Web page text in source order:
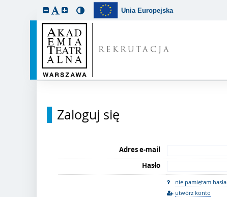
Unia Europejska
REKRUTACJA
Zaloguj się
Adres e-mail
Hasło
nie pamiętam hasła
utwórz konto